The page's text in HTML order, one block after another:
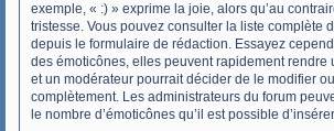
exemple, « :) » exprime la joie, alors qu’au
tristesse. Vous pouvez consulter la liste complète
depuis le formulaire de rédaction. Essayez
des émoticônes, elles peuvent rapidement rendre
et un modérateur pourrait décider de le modifier
complètement. Les administrateurs du forum
le nombre d’émoticônes qu’il est possible